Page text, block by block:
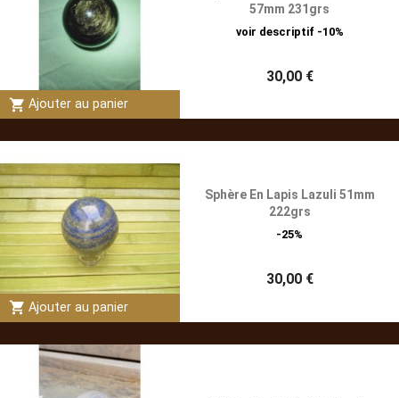
shopping_cart Ajouter au panier
57mm 231grs
voir descriptif -10%
30,00 €
shopping_cart Ajouter au panier
Sphère En Lapis Lazuli 51mm
222grs
-25%
30,00 €